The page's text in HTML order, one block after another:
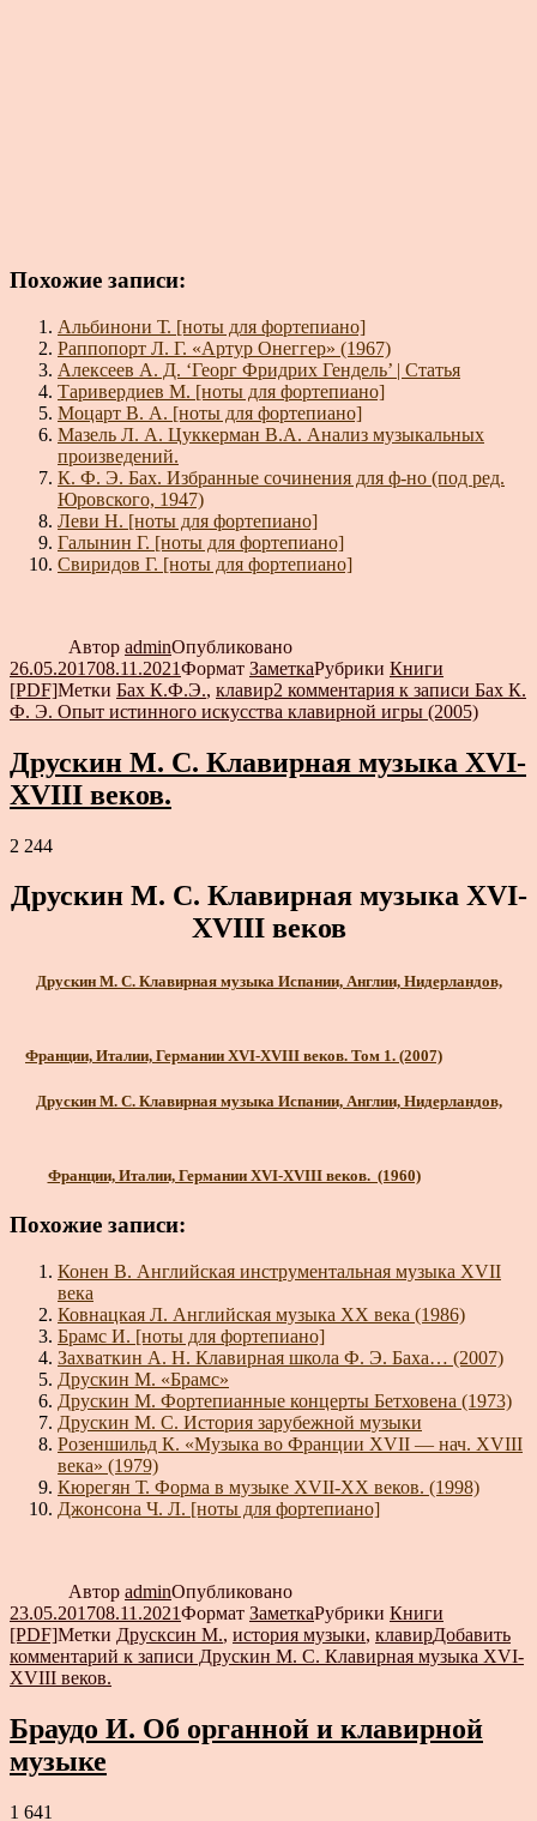
Похожие записи:
Альбинони Т. [ноты для фортепиано]
Раппопорт Л. Г. «Артур Онеггер» (1967)
Алексеев А. Д. ‘Георг Фридрих Гендель’ | Статья
Таривердиев М. [ноты для фортепиано]
Моцарт В. А. [ноты для фортепиано]
Мазель Л. А. Цуккерман В.А. Анализ музыкальных
произведений.
К. Ф. Э. Бах. Избранные сочинения для ф-но (под ред.
Юровского, 1947)
Леви Н. [ноты для фортепиано]
Галынин Г. [ноты для фортепиано]
Свиридов Г. [ноты для фортепиано]
Автор adminОпубликовано
26.05.201708.11.2021Формат ЗаметкаРубрики Книги
[PDF]Метки Бах К.Ф.Э., клавир2 комментария к записи Бах К.
Ф. Э. Опыт истинного искусства клавирной игры (2005)
Друскин М. С. Клавирная музыка XVI-
XVIII веков.
2 244
Друскин М. С. Клавирная музыка XVI-
XVIII веков
Друскин М. С. Клавирная музыка Испании, Англии, Нидерландов,
Франции, Италии, Германии XVI-XVIII веков. Том 1. (2007)
Друскин М. С. Клавирная музыка Испании, Англии, Нидерландов,
Франции, Италии, Германии XVI-XVIII веков. (1960)
Похожие записи:
Конен В. Английская инструментальная музыка XVII
века
Ковнацкая Л. Английская музыка XX века (1986)
Брамс И. [ноты для фортепиано]
Захваткин А. Н. Клавирная школа Ф. Э. Баха… (2007)
Друскин М. «Брамс»
Друскин М. Фортепианные концерты Бетховена (1973)
Друскин М. С. История зарубежной музыки
Розеншильд К. «Музыка во Франции XVII — нач. XVIII
века» (1979)
Кюрегян Т. Форма в музыке XVII-XX веков. (1998)
Джонсона Ч. Л. [ноты для фортепиано]
Автор adminОпубликовано
23.05.201708.11.2021Формат ЗаметкаРубрики Книги
[PDF]Метки Друсксин М., история музыки, клавирДобавить
комментарий к записи Друскин М. С. Клавирная музыка XVI-
XVIII веков.
Браудо И. Об органной и клавирной
музыке
1 641